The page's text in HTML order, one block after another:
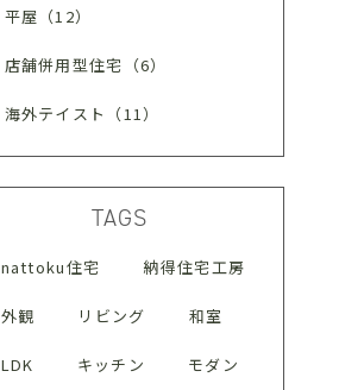
平屋（12）
店舗併用型住宅（6）
海外テイスト（11）
TAGS
nattoku住宅 納得住宅工房
外観 リビング 和室
LDK キッチン モダン